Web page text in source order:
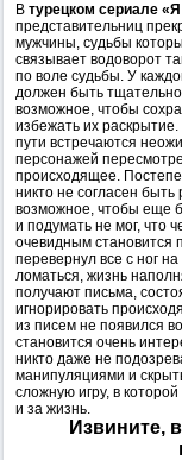
В турецком сериале
представительниц
мужчины, судьбы
связывает водоворот
по воле судьбы. У
должен быть
возможное, чтобы
избежать их
пути встречаются
персонажей
происходящее.
никто не согласен быть
возможное, чтобы еще
и подумать не мог, что
очевидным становится
перевернул все с ног
ломаться, жизнь
получают письма,
игнорировать
из писем не появился
становится очень
никто даже не
манипуляциями и
сложную игру, в
и за жизнь.
Извините,